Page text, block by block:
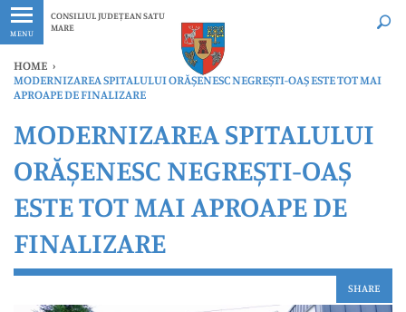
MENU
CONSILIUL JUDEȚEAN SATU
MARE
Ultimele
HOME ›
MODERNIZAREA SPITALULUI ORĂȘENESC NEGREȘTI-OAȘ ESTE TOT MAI
APROAPE DE FINALIZARE
MODERNIZAREA SPITALULUI
ORĂȘENESC NEGREȘTI-OAȘ
ESTE TOT MAI APROAPE DE
FINALIZARE
SHARE